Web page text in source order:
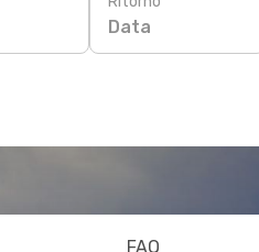
Data
FAQ